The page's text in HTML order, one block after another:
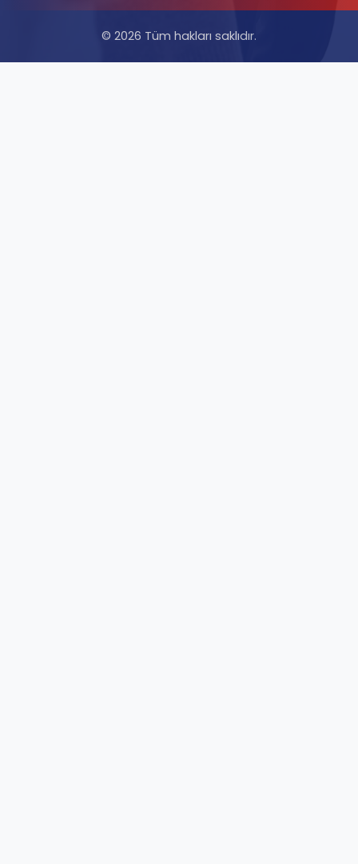
© 2026 Tüm hakları saklıdır.